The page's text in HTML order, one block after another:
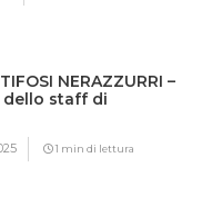
NERAZZURRI –
dello staff di
1 min di lettura